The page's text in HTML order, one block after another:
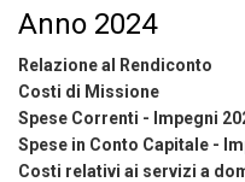
Anno 2024
Relazione al Rendiconto
Costi di Missione
Spese Correnti - Impegni
Spese in Conto Capitale -
Costi relativi ai servizi a